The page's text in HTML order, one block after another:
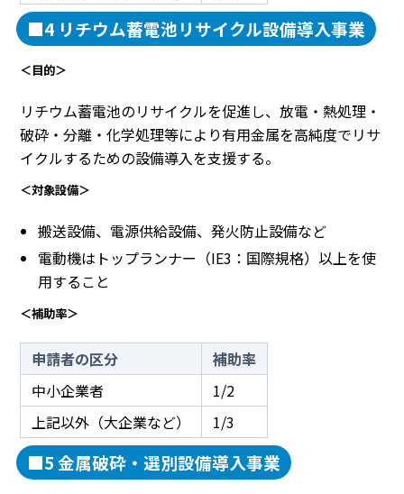
■4 リチウム蓄電池リサイクル設備導入事業
＜目的＞
リチウム蓄電池のリサイクルを促進し、放電・熱処理・
破砕・分離・化学処理等により有用金属を高純度でリサ
イクルするための設備導入を支援する。
＜対象設備＞
搬送設備、電源供給設備、発火防止設備など
電動機はトップランナー（IE3：国際規格）以上を使
用すること
＜補助率＞
申請者の区分
補助率
中小企業者
1/2
上記以外（大企業など）
1/3
■5 金属破砕・選別設備導入事業